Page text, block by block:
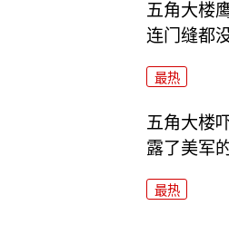
五角大楼
连门缝都
最热
五角大楼
露了美军
最热